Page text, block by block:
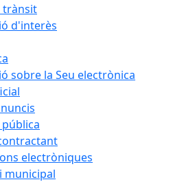
trànsit
d'interès
sobre la Seu electrònica
electròniques
municipal